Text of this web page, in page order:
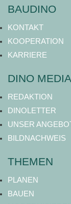
BAUDINO
KONTAKT
KOOPERATION
KARRIERE
DINO MEDIA
REDAKTION
DINOLETTER
UNSER
BILDNACHWEIS
THEMEN
PLANEN
BAUEN